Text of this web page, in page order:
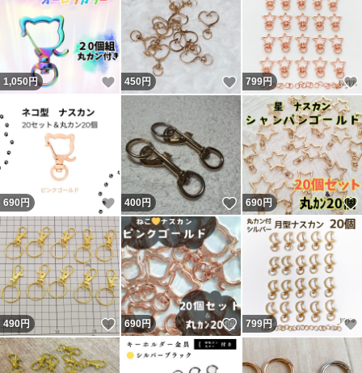
1,050 円 いいね！
450円 いいね！
799円
690 円 いいね！
400円 いいね！
690円
490円 いいね！
690円 いいね！
799円